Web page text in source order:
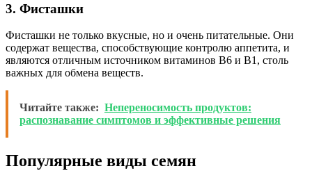
3. Фисташки
Фисташки не только вкусные, но и очень питательные. Они
содержат вещества, способствующие контролю аппетита, и
являются отличным источником витаминов B6 и B1, столь
важных для обмена веществ.
Читайте также: Непереносимость продуктов:
распознавание симптомов и эффективные решения
Популярные виды семян